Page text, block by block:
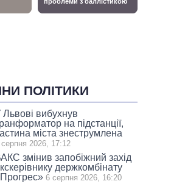
ПОЛІТИКИ
Львові вибухнув
на підстанції,
міста знеструмлена
2026, 17:12
змінив запобіжний захід
держкомбінату
6 серпня 2026, 16:20